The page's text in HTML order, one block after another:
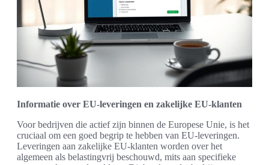
Informatie over EU-leveringen en zakelijke EU-klanten
Voor bedrijven die actief zijn binnen de Europese Unie, is het
cruciaal om een goed begrip te hebben van EU-leveringen.
Leveringen aan zakelijke EU-klanten worden over het
algemeen als belastingvrij beschouwd, mits aan specifieke